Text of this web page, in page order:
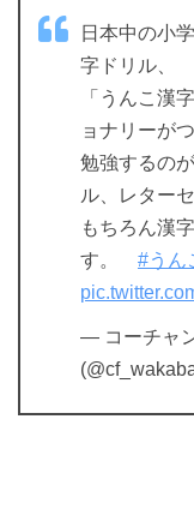
日本中の小
字ドリル、
「うんこ漢
ョナリーが
勉強するの
ル、レター
もちろん漢
す。 #うん
— コーチャ